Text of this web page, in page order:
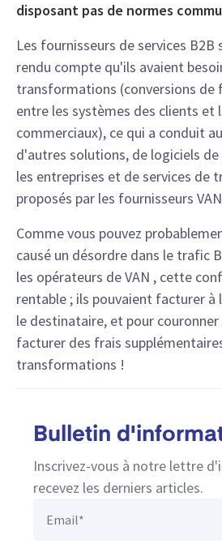
disposant pas de normes
Les fournisseurs de services
rendu compte qu'ils avaient
transformations (conversions de
entre les systèmes des clients et
commerciaux), ce qui a conduit
d'autres solutions, de logiciels
les entreprises et de services de
proposés par les fournisseurs
Comme vous pouvez
causé un désordre dans le trafic
les opérateurs de VAN , cette
rentable ; ils pouvaient facturer
le destinataire, et pour
facturer des frais
transformations !
Bulletin
Inscrivez-vous à notre lettre
recevez les derniers articles.